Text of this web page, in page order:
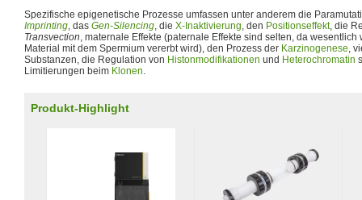
Spezifische epigenetische Prozesse umfassen unter anderem die
Imprinting, das Gen-Silencing, die X-Inaktivierung, den Positionseffekt, die
Transvection, maternale Effekte (paternale Effekte sind selten, da
Material mit dem Spermium vererbt wird), den Prozess der Karzinogenese,
Substanzen, die Regulation von Histonmodifikationen und Heterochromatin
Limitierungen beim Klonen.
Produkt-Highlight